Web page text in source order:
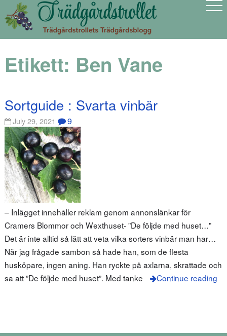
Etikett: Ben Vane
Sortguide : Svarta vinbär
July 29, 2021 9
– Inlägget innehåller reklam genom annonslänkar för
Cramers Blommor och Wexthuset- ”De följde med huset…”
Det är inte alltid så lätt att veta vilka sorters vinbär man har…
När jag frågade sambon så hade han, som de flesta
husköpare, ingen aning. Han ryckte på axlarna, skrattade och
sa att ”De följde med huset”. Med tanke
Continue reading